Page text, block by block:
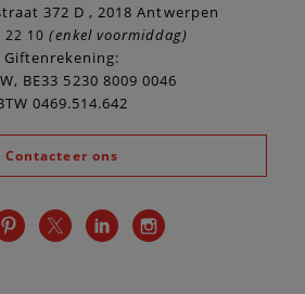
372 D , 2018 Antwerpen
22 10 (enkel voormiddag)
Giftenrekening:
BE33 5230 8009 0046
0469.514.642
Contacteer ons